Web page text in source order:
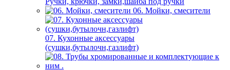
06. Мойки, смесители
07. Кухонные аксессуары
(сушки,бутылочн,газлифт)